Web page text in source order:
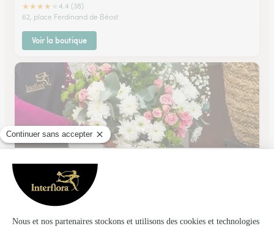
★★★★
4.4 (38)
62, place Ferdinand de Béost
Voir la boutique
Passion Fleurs
Gleize
★★★
4.9 (231)